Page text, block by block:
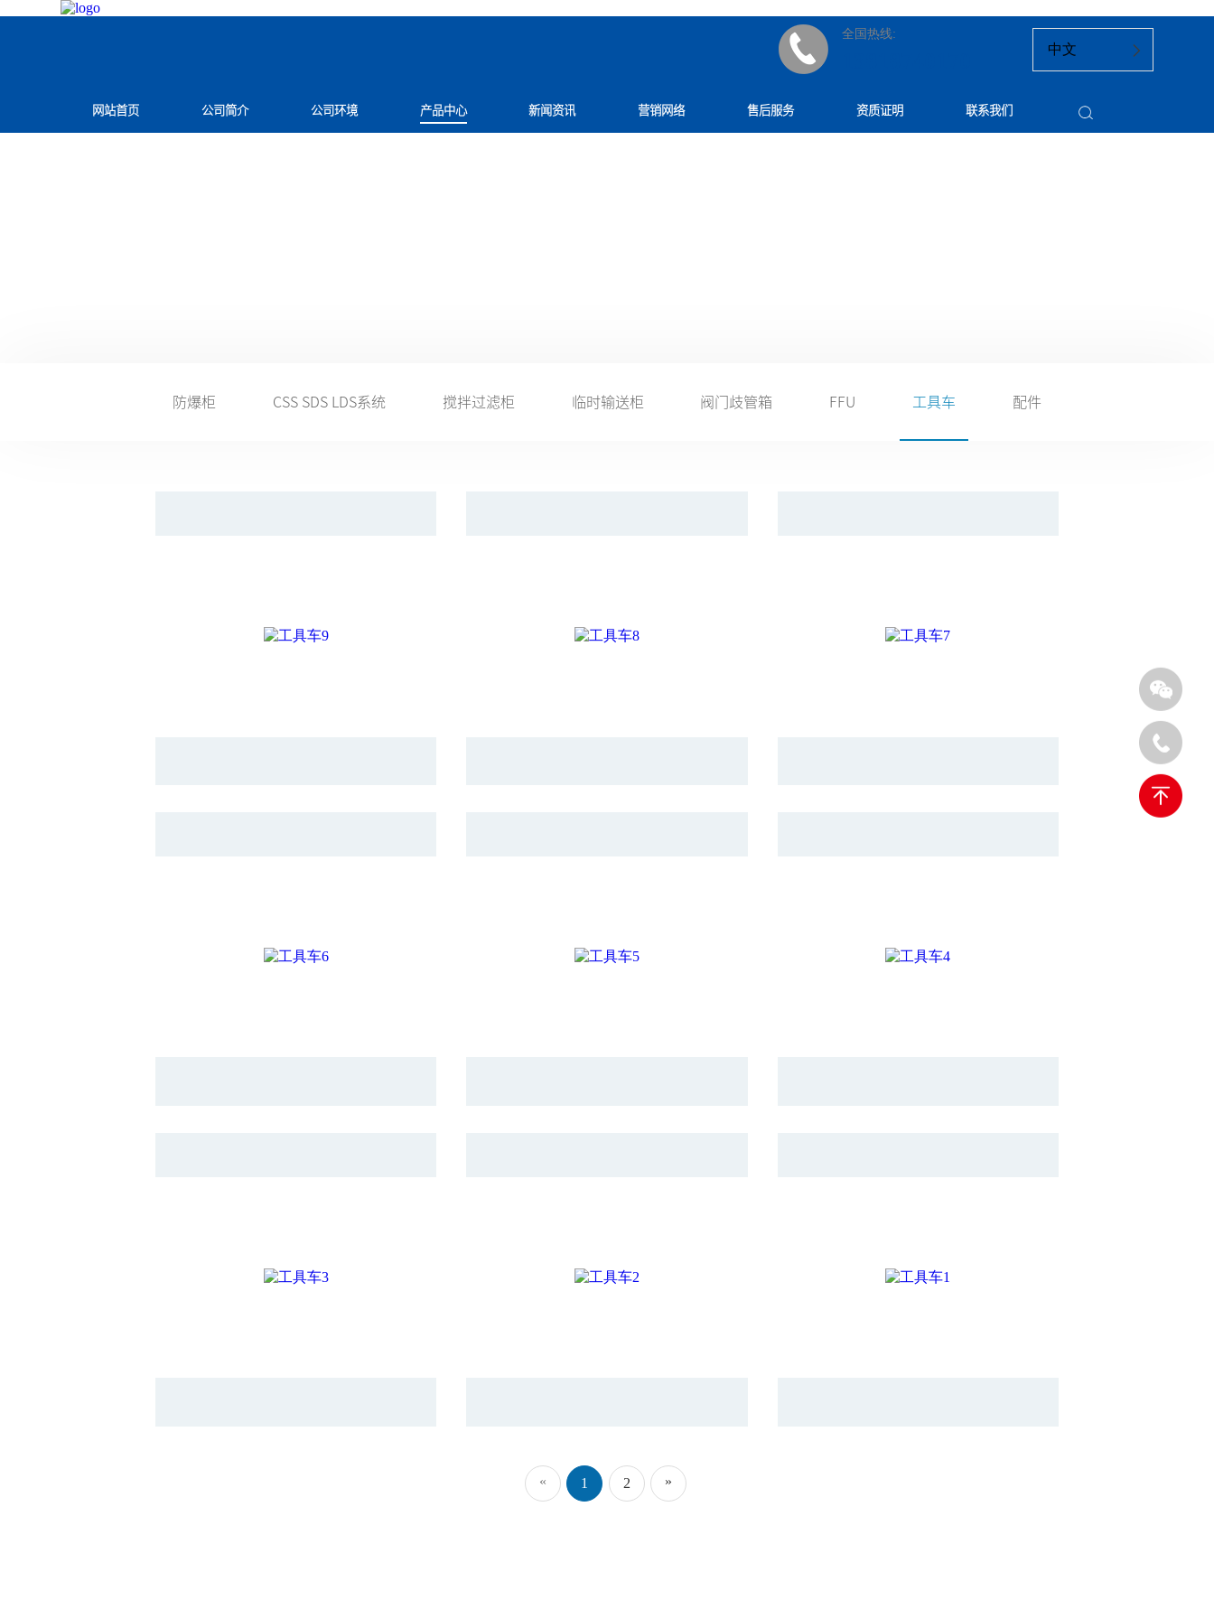
全国热线:
中文
网站首页 公司简介 公司环境 产品中心 新闻资讯 营销网络 售后服务 资质证明 联系我们
防爆柜 CSS SDS LDS系统 搅拌过滤柜 临时输送柜 阀门歧管箱 FFU 工具车 配件
« 1 2 »